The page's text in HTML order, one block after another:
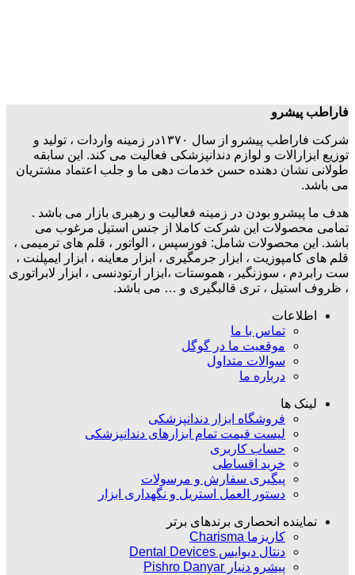
فاراطب پیشرو
شرکت فاراطب پیشرو از سال ۱۳۷۰در زمینه واردات ، تولید و
توزیع ابزارالات و لوازم دندانپزشکی فعالیت می کند. این سابقه
طولانی نشان دهنده حسن خدمات دهی ما و جلب اعتماد مشتریان
می باشد.
هدف ما پیشرو بودن در زمینه فعالیت و رهبری بازار می باشد .
تمامی محصولات این شرکت کاملا از جنس استیل مرغوب می
باشد. این محصولات شامل: فورسپس ، الواتور ، قلم های ترمیمی ،
قلم های کامپوزیت ، ابزار جرمگیری ، ابزار معاینه ، ابزار ایمپلنت ،
ست رابردم ، سوزنگیر ، هموستات ،ابزار ارتودنسی ، ابزار لابراتوری
، ظروف استیل ، تری قالبگیری و … می باشد.
اطلاعات
تماس با ما
موقعیت ما در گوگل
سوالات متداول
درباره ما
لینک ها
فروشگاه ابزار دندانپزشکی
لیست قیمت تمام ابزارهای دندانپزشکی
حساب کاربری
خرید اقساطی
پیگیری سفارش و مرسولات
دستور العمل استریل و نگهداری ابزار
نماینده انحصاری برندهای برتر
کاریزما Charisma
دنتال دیوایس Dental Devices
پیشرو دنیار Pishro Danyar